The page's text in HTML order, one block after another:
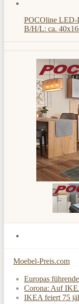
POCOline LED-
B/H/L: ca.
Moebel-Preis.com
Europas
Corona: Auf
IKEA feiert 75